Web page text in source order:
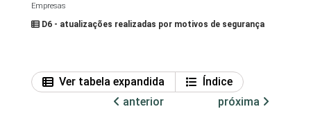
Empresas
D6 - atualizações realizadas por motivos de segurança
Ver tabela expandida
Índice
anterior
próxima